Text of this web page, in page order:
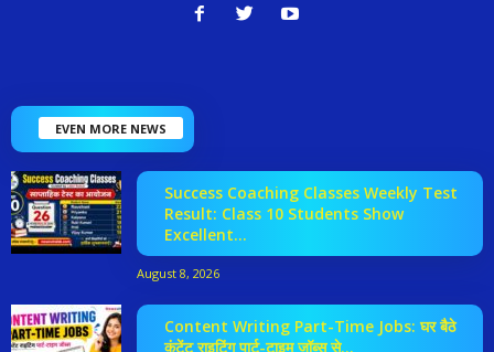
EVEN MORE NEWS
Success Coaching Classes Weekly Test
Result: Class 10 Students Show
Excellent...
August 8, 2026
Content Writing Part-Time Jobs: घर बैठे
कंटेंट राइटिंग पार्ट-टाइम जॉब्स से...